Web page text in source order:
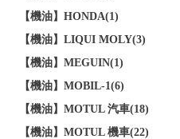
【機油】HONDA(1)
【機油】LIQUI MOLY(3)
【機油】MEGUIN(1)
【機油】MOBIL-1(6)
【機油】MOTUL 汽車(18)
【機油】MOTUL 機車(22)